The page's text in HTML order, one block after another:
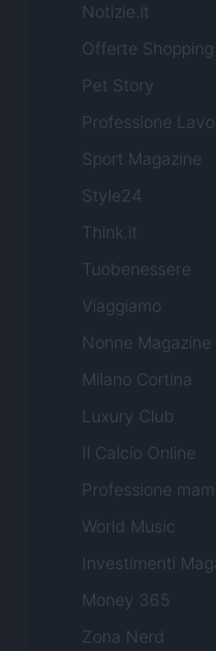
Notizie.it
Offerte Shopping
Pet Story
Professione
Sport Magazine
Style24
Think.it
Tuobenessere
Viaggiamo
Nonne Magazine
Milano Cortina
Luxury Club
Il Calcio Online
Professione
World Music
Investimenti
Money 365
Zona Nerd